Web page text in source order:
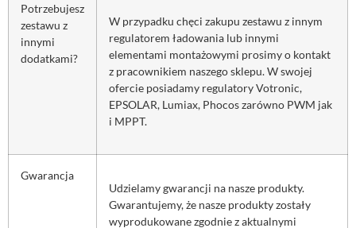
Potrzebujesz
zestawu z
innymi
dodatkami?
W przypadku chęci zakupu zestawu z innym
regulatorem ładowania lub innymi
elementami montażowymi prosimy o kontakt
z pracownikiem naszego sklepu. W swojej
ofercie posiadamy regulatory Votronic,
EPSOLAR, Lumiax, Phocos zarówno PWM jak
i MPPT.
Gwarancja
Udzielamy gwarancji na nasze produkty.
Gwarantujemy, że nasze produkty zostały
wyprodukowane zgodnie z aktualnymi